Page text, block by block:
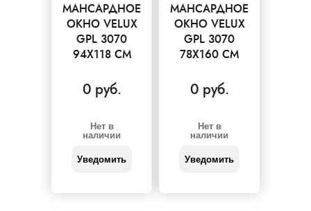
МАНСАРДНОЕ
ОКНО VELUX
GPL 3070
94X118 СМ
0 руб.
Нет в
наличии
Уведомить
МАНСАРДНОЕ
ОКНО VELUX
GPL 3070
78X160 СМ
0 руб.
Нет в
наличии
Уведомить